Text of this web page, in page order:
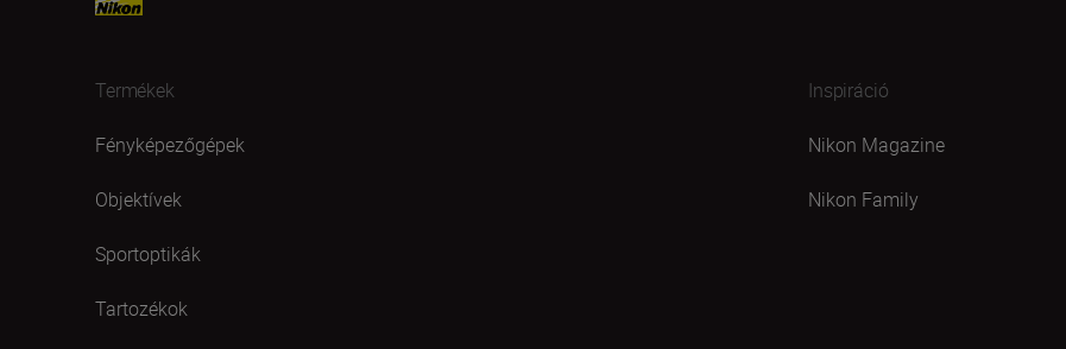
Termékek
Fényképezőgépek
Objektívek
Sportoptikák
Tartozékok
Inspiráció
Nikon Magazine
Nikon Family